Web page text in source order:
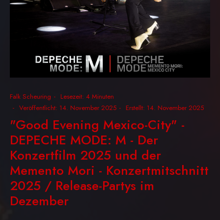
Falk Scheuring
Lesezeit: 4 Minuten
Veröffentlicht: 14. November 2025
Erstellt: 14. November 2025
"Good Evening Mexico-City" -
DEPECHE MODE: M - Der
Konzertfilm 2025 und der
Memento Mori - Konzertmitschnitt
2025 / Release-Partys im
Dezember